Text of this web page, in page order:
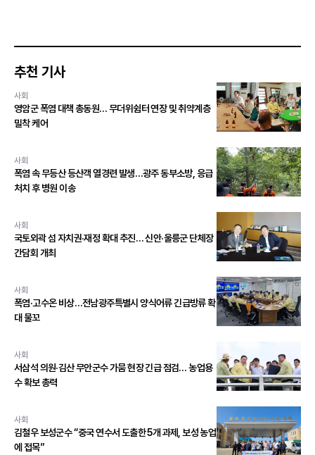
추천 기사
사회
영암군 폭염 대책 총동원… 무더위쉼터 연장 및 취약계층
밀착 케어
사회
폭염 속 무등산 등산객 열경련 발생…광주 동부소방, 응급
처치 후 병원 이송
사회
국토외곽 섬 자치권·재정 확대 추진… 신안·울릉군 단체장
간담회 개최
사회
폭염·고수온 비상…전남광주특별시 양식어류 긴급방류 확
대 물꼬
사회
서삼석 의원·김산 무안군수 가뭄 현장 긴급 점검… 농업용
수 확보 총력
사회
김철우 보성군수 “중국 연수서 도출한 5개 과제, 보성 농업
에 접목”